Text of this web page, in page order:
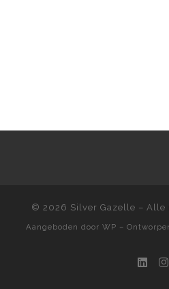
© 2026 Silver Gazelle – Alle
Aangeboden door WP –